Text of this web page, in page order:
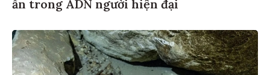
ẩn trong ADN người hiện đại